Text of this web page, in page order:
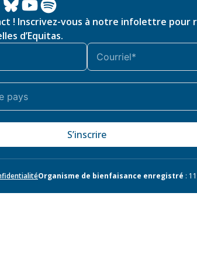
! Inscrivez-vous à notre infolettre pour
d’Equitas.
S’inscrire
Organisme de bienfaisance enregistré :